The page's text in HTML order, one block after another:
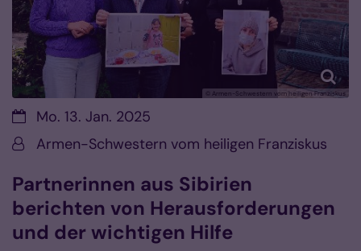
© Armen-Schwestern vom heiligen Franziskus
Datum:Mo. 13. Jan. 2025
Von:Armen-Schwestern vom heiligen Franziskus
Partnerinnen aus Sibirien
berichten von Herausforderungen
und der wichtigen Hilfe